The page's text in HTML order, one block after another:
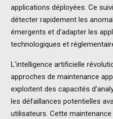
applications déployées. Ce
détecter rapidement les
émergents et d'adapter les
technologiques et
L'intelligence artificielle
approches de maintenance
exploitent des capacités
les défaillances potentielles
utilisateurs. Cette